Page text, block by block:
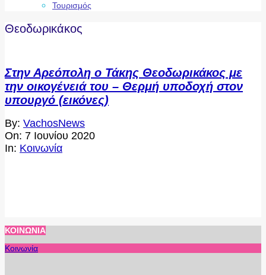
Τουρισμός
Θεοδωρικάκος
Στην Αρεόπολη ο Τάκης Θεοδωρικάκος με
την οικογένειά του – Θερμή υποδοχή στον
υπουργό (εικόνες)
2020-
06-
07
By: VachosNews
On: 7 Ιουνίου 2020
In: Κοινωνία
ΚΟΙΝΩΝΊΑ
Κοινωνία